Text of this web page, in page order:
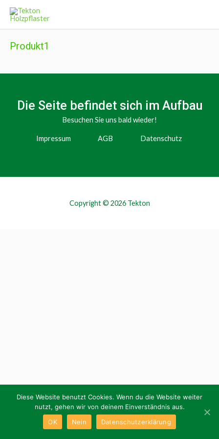
Produkt1
Die Seite befindet sich im Aufbau
Besuchen Sie uns bald wieder!
Impressum AGB Datenschutz
Copyright © 2026 Tekton
Diese Website benutzt Cookies. Wenn du die Website weiter
nutzt, gehen wir von deinem Einverständnis aus.
OK
Nein Datenschutzerklärung